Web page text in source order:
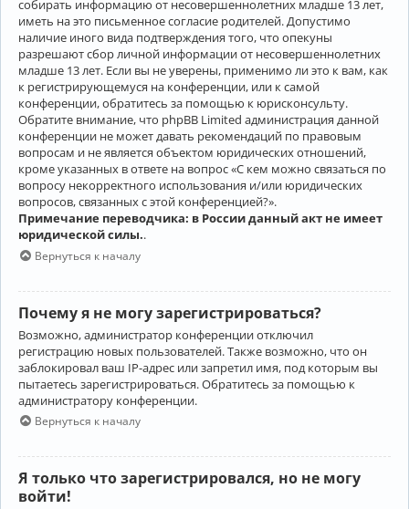
собирать информацию от несовершеннолетних младше 13 лет,
иметь на это письменное согласие родителей. Допустимо
наличие иного вида подтверждения того, что опекуны
разрешают сбор личной информации от несовершеннолетних
младше 13 лет. Если вы не уверены, применимо ли это к вам, как
к регистрирующемуся на конференции, или к самой
конференции, обратитесь за помощью к юрисконсульту.
Обратите внимание, что phpBB Limited администрация данной
конференции не может давать рекомендаций по правовым
вопросам и не является объектом юридических отношений,
кроме указанных в ответе на вопрос «С кем можно связаться по
вопросу некорректного использования и/или юридических
вопросов, связанных с этой конференцией?».
Примечание переводчика: в России данный акт не имеет
юридической силы..
Вернуться к началу
Почему я не могу зарегистрироваться?
Возможно, администратор конференции отключил
регистрацию новых пользователей. Также возможно, что он
заблокировал ваш IP-адрес или запретил имя, под которым вы
пытаетесь зарегистрироваться. Обратитесь за помощью к
администратору конференции.
Вернуться к началу
Я только что зарегистрировался, но не могу
войти!